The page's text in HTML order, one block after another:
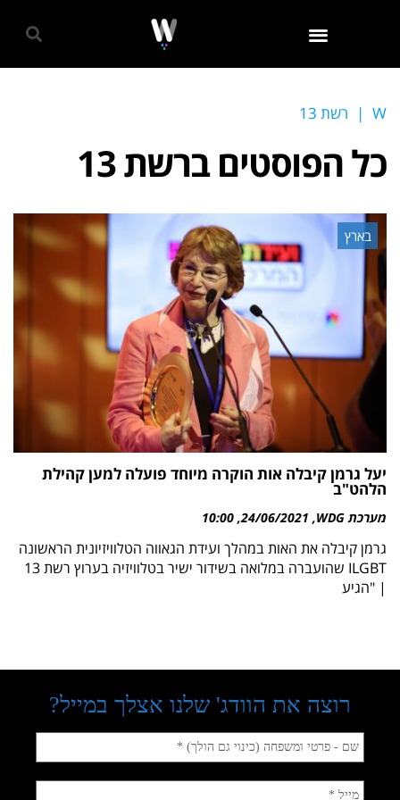
W
| רשת 13
כל הפוסטים ברשת 13
בארץ
יעל גרמן קיבלה אות הוקרה מיוחד פועלה למען קהילת
הלהט"ב
מערכת WDG 24/06/2021
10:00
גרמן קיבלה את האות במהלך ועידת הגאווה הטלוויזיונית הראשונה
ILGBT שהועברה במלואה בשידור ישיר בטלוויזיה בערוץ רשת 13
| "הגיע